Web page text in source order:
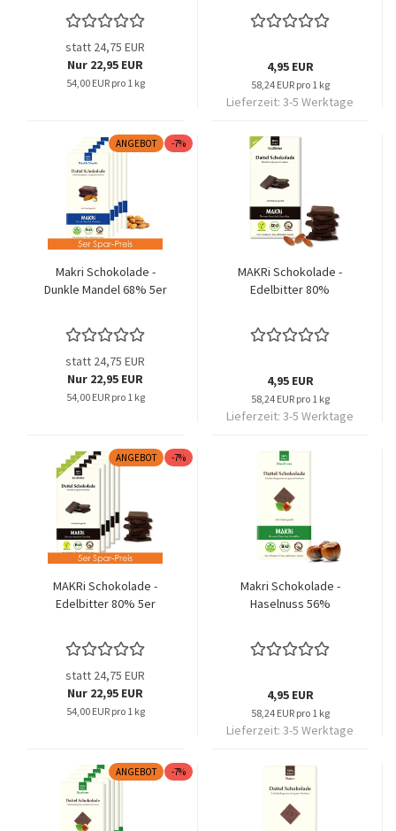
statt 24,75 EUR
Nur 22,95 EUR
54,00 EUR pro 1 kg
4,95 EUR
58,24 EUR pro 1 kg
Lieferzeit: 3-5 Werktage
ANGEBOT -7%
Makri Schokolade -
Dunkle Mandel 68% 5er
statt 24,75 EUR
Nur 22,95 EUR
54,00 EUR pro 1 kg
MAKRi Schokolade -
Edelbitter 80%
4,95 EUR
58,24 EUR pro 1 kg
Lieferzeit: 3-5 Werktage
ANGEBOT -7%
MAKRi Schokolade -
Edelbitter 80% 5er
statt 24,75 EUR
Nur 22,95 EUR
54,00 EUR pro 1 kg
Makri Schokolade -
Haselnuss 56%
4,95 EUR
58,24 EUR pro 1 kg
Lieferzeit: 3-5 Werktage
ANGEBOT -7%